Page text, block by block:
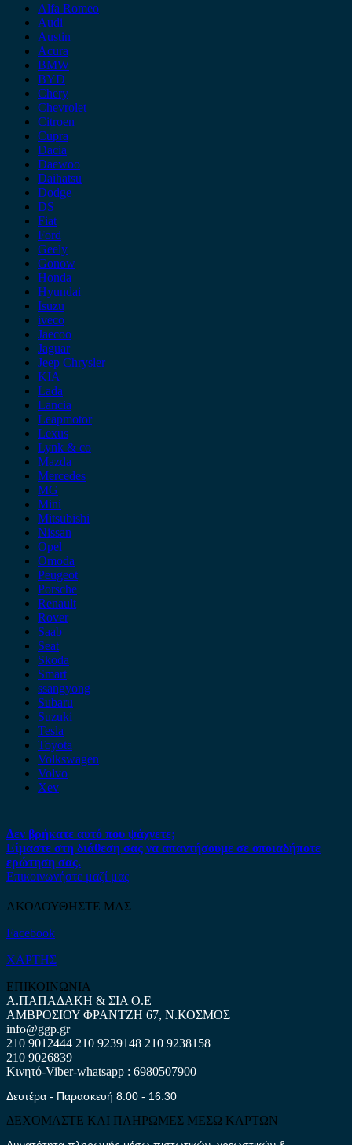
Alfa Romeo
Audi
Austin
Acura
BMW
BYD
Chery
Chevrolet
Citroen
Cupra
Dacia
Daewoo
Daihatsu
Dodge
DS
Fiat
Ford
Geely
Gonow
Honda
Hyundai
Isuzu
iveco
Jaecoo
Jaguar
Jeep Chrysler
KIA
Lada
Lancia
Leapmotor
Lexus
Lynk & co
Mazda
Mercedes
MG
Mini
Mitsubishi
Nissan
Opel
Omoda
Peugeot
Porsche
Renault
Rover
Saab
Seat
Skoda
Smart
ssangyong
Subaru
Suzuki
Tesla
Toyota
Volkswagen
Volvo
Xev
Δεν βρήκατε αυτό που ψάχνετε;
Είμαστε στη διάθεση σας να απαντήσουμε σε οποιαδήποτε
ερώτηση σας.
Επικοινωνήστε μαζί μας
ΑΚΟΛΟΥΘΗΣΤΕ ΜΑΣ
Facebook
ΧΑΡΤΗΣ
ΕΠΙΚΟΙΝΩΝΙΑ
Α.ΠΑΠΑΔΑΚΗ & ΣΙΑ Ο.Ε
ΑΜΒΡΟΣΙΟΥ ΦΡΑΝΤΖΗ 67, Ν.ΚΟΣΜΟΣ
info@ggp.gr
210 9012444 210 9239148 210 9238158
210 9026839
Κινητό-Viber-whatsapp : 6980507900
Δευτέρα - Παρασκευή 8:00 - 16:30
ΔΕΧΟΜΑΣΤΕ ΚΑΙ ΠΛΗΡΩΜΕΣ ΜΕΣΩ ΚΑΡΤΩΝ